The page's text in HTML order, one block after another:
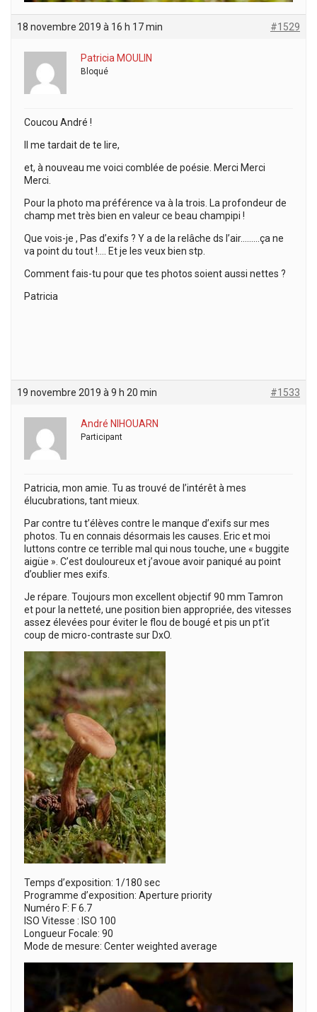
18 novembre 2019 à 16 h 17 min #1529
Patricia MOULIN
Bloqué
Coucou André !
Il me tardait de te lire,
et, à nouveau me voici comblée de poésie. Merci Merci
Merci.
Pour la photo ma préférence va à la trois. La profondeur de
champ met très bien en valeur ce beau champipi !
Que vois-je , Pas d’exifs ? Y a de la relâche ds l’air………ça ne
va point du tout !…. Et je les veux bien stp.
Comment fais-tu pour que tes photos soient aussi nettes ?
Patricia
19 novembre 2019 à 9 h 20 min #1533
André NIHOUARN
Participant
Patricia, mon amie. Tu as trouvé de l’intérêt à mes
élucubrations, tant mieux.
Par contre tu t’élèves contre le manque d’exifs sur mes
photos. Tu en connais désormais les causes. Eric et moi
luttons contre ce terrible mal qui nous touche, une « buggite
aigüe ». C’est douloureux et j’avoue avoir paniqué au point
d’oublier mes exifs.
Je répare. Toujours mon excellent objectif 90 mm Tamron
et pour la netteté, une position bien appropriée, des vitesses
assez élevées pour éviter le flou de bougé et pis un pt’it
coup de micro-contraste sur DxO.
Temps d’exposition: 1/180 sec
Programme d’exposition: Aperture priority
Numéro F: F 6.7
ISO Vitesse : ISO 100
Longueur Focale: 90
Mode de mesure: Center weighted average